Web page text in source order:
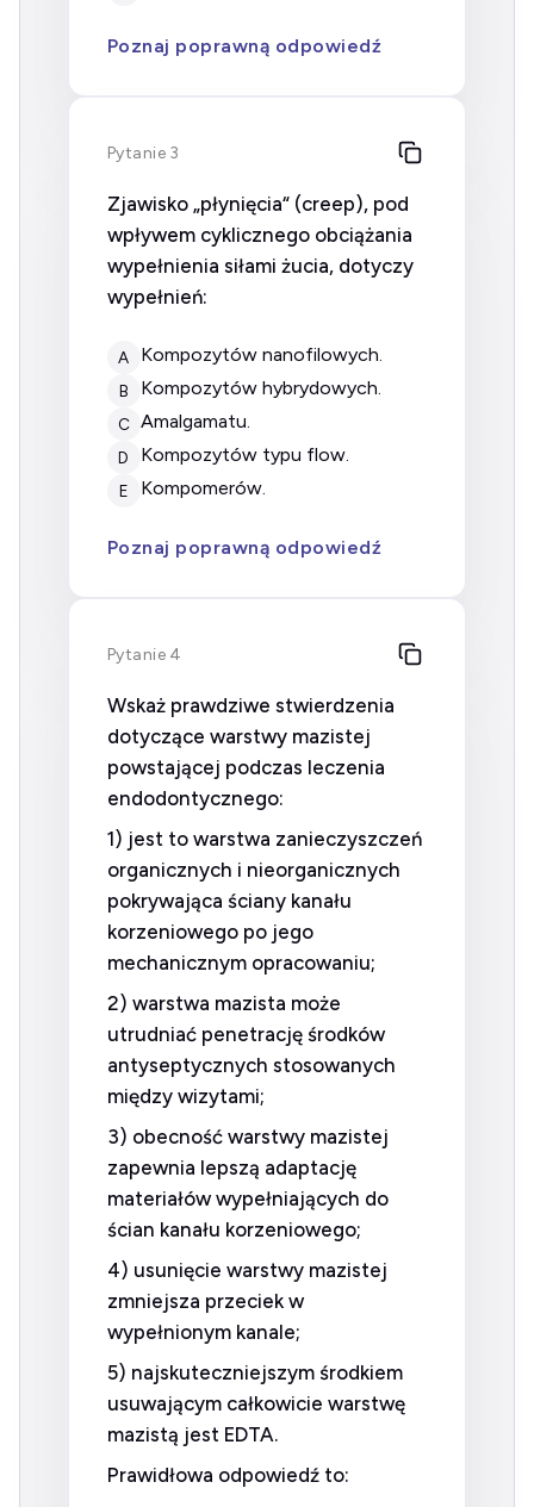
Poznaj poprawną odpowiedź
Pytanie 3
Zjawisko „płynięcia“ (creep), pod
wpływem cyklicznego obciążania
wypełnienia siłami żucia, dotyczy
wypełnień:
A kompozytów nanofilowych.
B kompozytów hybrydowych.
C amalgamatu.
D kompozytów typu flow.
E kompomerów.
Poznaj poprawną odpowiedź
Pytanie 4
Wskaż prawdziwe stwierdzenia
dotyczące warstwy mazistej
powstającej podczas leczenia
endodontycznego:
1) jest to warstwa zanieczyszczeń
organicznych i nieorganicznych
pokrywająca ściany kanału
korzeniowego po jego
mechanicznym opracowaniu;
2) warstwa mazista może
utrudniać penetrację środków
antyseptycznych stosowanych
między wizytami;
3) obecność warstwy mazistej
zapewnia lepszą adaptację
materiałów wypełniających do
ścian kanału korzeniowego;
4) usunięcie warstwy mazistej
zmniejsza przeciek w
wypełnionym kanale;
5) najskuteczniejszym środkiem
usuwającym całkowicie warstwę
mazistą jest EDTA.
Prawidłowa odpowiedź to: